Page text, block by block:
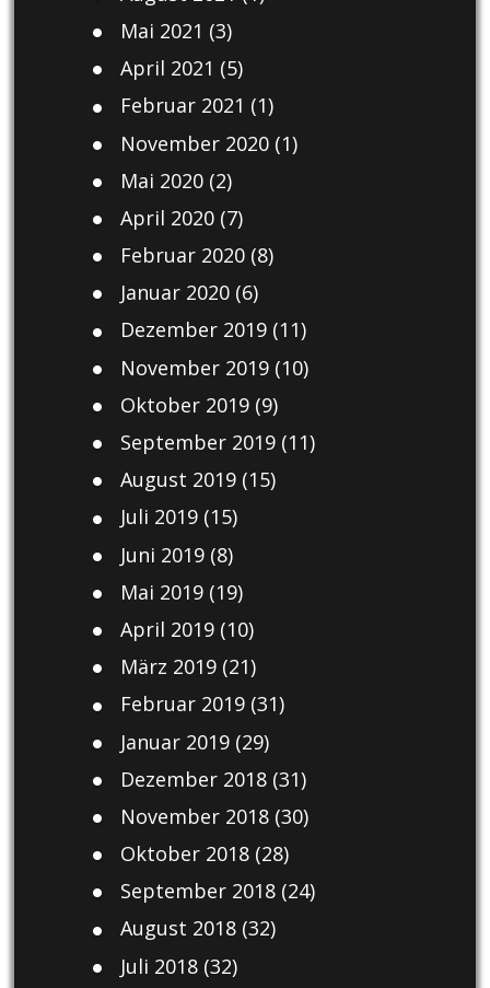
Mai 2021 (3)
April 2021 (5)
Februar 2021 (1)
November 2020(1)
Mai 2020(2)
April 2020(7)
Februar 2020(8)
Januar 2020(6)
Dezember 2019(11)
November 2019(10)
Oktober 2019(9)
September 2019(11)
August 2019(15)
Juli 2019(15)
Juni 2019(8)
Mai 2019(19)
April 2019(10)
März 2019(21)
Februar 2019(31)
Januar 2019(29)
Dezember 2018(31)
November 2018(30)
Oktober 2018(28)
September 2018(24)
August 2018(32)
Juli 2018(32)